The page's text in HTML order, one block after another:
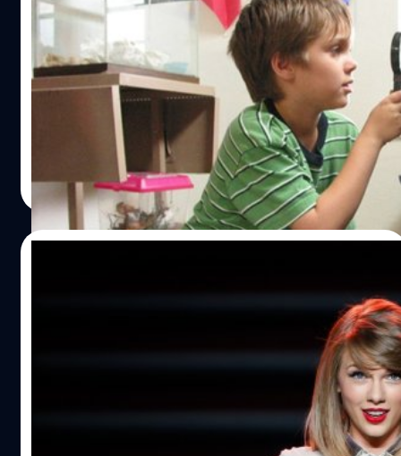
สุดกากประจำปี 2014 ออกมาแล้ว
ใกล้จะผ่านพ้นปี 2014 ไปแล้ว นิตยสารไทม์เลยเปิดเผยผลการ
จัดอันดับหนังแห่งปีออกมา 10 อันดับหนังดีที่สุดและแย่ที่สุด
โดยจะมีเซอร์ไพรส์เหมือนอย่างเคยหรือไม่ เราไปดูกัน
ณัฐพันธ์ ส่งวิรุฬห์ | 4259 days ago
Read More
เพราะเธอสวยเริ่ด Taylor Swift ถอดเพลง
ออกจากบริการ Music Streaming
กลายเป็นประเด็นร้อนในวงการเพลง เมื่อนักร้องดังอย่าง
Taylor Swift ดึงเพลงทั้งหมดของเธอออกจาก Spotify
บริการสตรีมเพลงออนไลน์ชื่อดังของอเมริกา และไม่ได้ส่ง